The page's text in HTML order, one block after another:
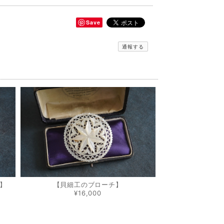
Save
通報する
【貝細工のブローチ】
¥16,000